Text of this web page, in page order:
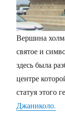
Вершина
святое и
здесь была
центре
статуя этого
Джаниколо.